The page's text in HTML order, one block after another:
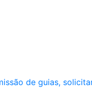
de guias,